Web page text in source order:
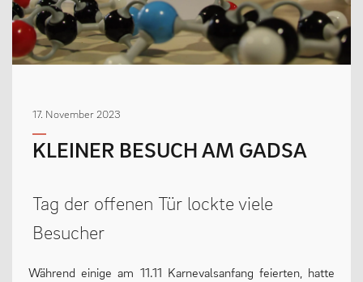
MENSCHEN
Kollegium
Vertretung der Schülerschaft
Erziehungsberechtigte & Förderverein
Ehemalige
17. November 2023
KLEINER BESUCH AM GADSA
Tag der offenen Tür lockte viele
Besucher
Während einige am 11.11 Karnevalsanfang feierten, hatte